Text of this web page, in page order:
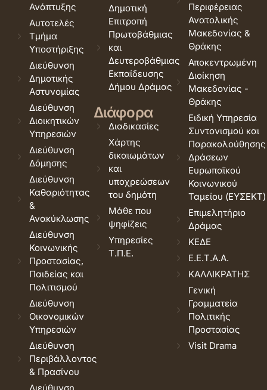
Ανάπτυξης
Αυτοτελές
Τμήμα
Υποστήριξης
Διεύθυνση
Δημοτικής
Αστυνομίας
Διεύθυνση
Διοικητικών
Υπηρεσιών
Διεύθυνση
Δόμησης
Διεύθυνση
Καθαριότητας
&
Ανακύκλωσης
Διεύθυνση
Κοινωνικής
Προστασίας,
Παιδείας και
Πολιτισμού
Διεύθυνση
Οικονομικών
Υπηρεσιών
Διεύθυνση
Περιβάλλοντος
& Πρασίνου
Δημοτική
Επιτροπή
Πρωτοβάθμιας
και
Δευτεροβάθμιας
Εκπαίδευσης
Δήμου Δράμας
Διάφορα
Διαδικασίες
Χάρτης
δικαιωμάτων
και
υποχρεώσεων
του δημότη
Μάθε που
ψηφίζεις
Υπηρεσίες
Τ.Π.Ε.
Περιφέρειας
Ανατολικής
Μακεδονίας &
Θράκης
Αποκεντρωμένη
Διοίκηση
Μακεδονίας -
Θράκης
Ειδική Υπηρεσία
Συντονισμού και
Παρακολούθησης
Δράσεων
Ευρωπαϊκού
Κοινωνικού
Ταμείου (ΕΥΣΕΚΤ)
Επιμελητήριο
Δράμας
ΚΕΔΕ
Ε.Ε.Τ.Α.Α.
ΚΑΛΛΙΚΡΑΤΗΣ
Γενική
Γραμματεία
Πολιτικής
Προστασίας
Visit Drama